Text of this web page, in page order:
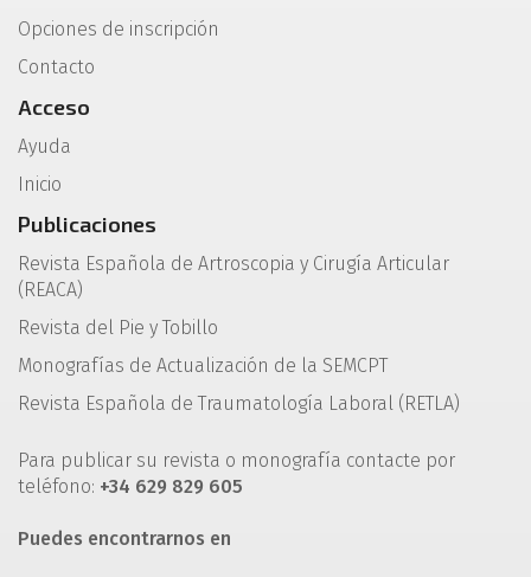
Opciones de inscripción
Contacto
Acceso
Ayuda
Inicio
Publicaciones
Revista Española de Artroscopia y Cirugía Articular
(REACA)
Revista del Pie y Tobillo
Monografías de Actualización de la SEMCPT
Revista Española de Traumatología Laboral (RETLA)
Para publicar su revista o monografía contacte por
teléfono: +34 629 829 605
Puedes encontrarnos en